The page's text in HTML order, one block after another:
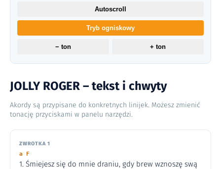
JOLLY ROGER – tekst i chwyty
Akordy są przypisane do konkretnych linijek. Możesz zmienić
tonację przyciskami w panelu narzędzi.
ZWROTKA 1
a F
1. Śmiejesz się do mnie draniu, gdy brew wznoszę swą
Autoscroll
Tryb ogniskowy
− ton + ton